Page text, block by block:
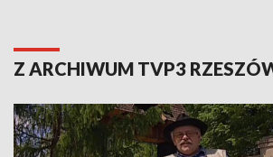
Z ARCHIWUM TVP3